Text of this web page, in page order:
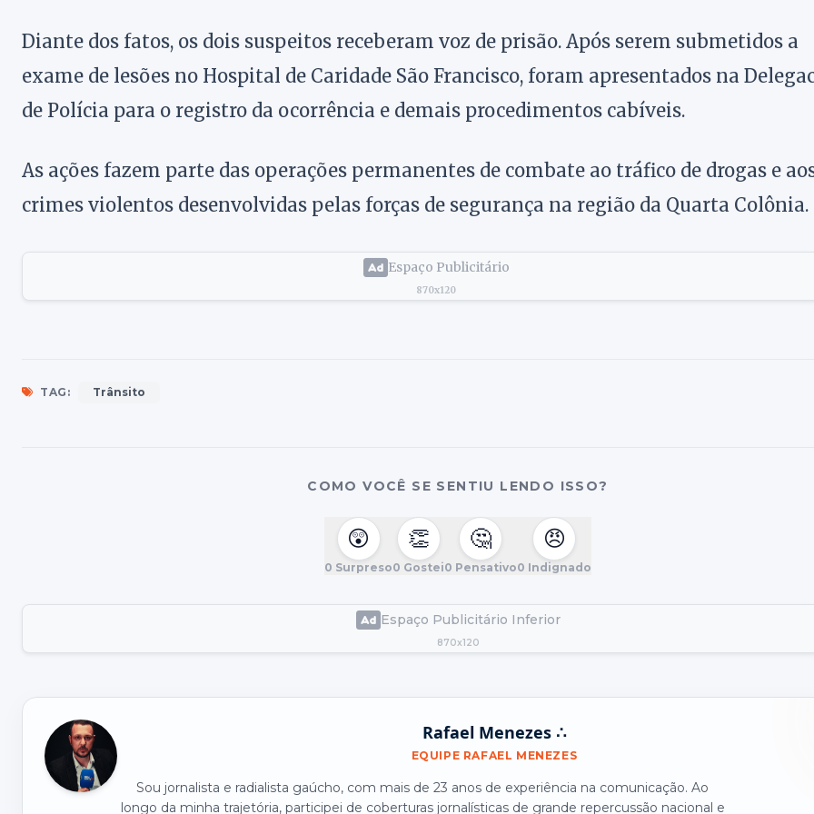
Diante dos fatos, os dois suspeitos receberam voz de prisão. Após serem submetidos a
exame de lesões no Hospital de Caridade São Francisco, foram apresentados na
de Polícia para o registro da ocorrência e demais procedimentos cabíveis.
As ações fazem parte das operações permanentes de combate ao tráfico de drogas e
crimes violentos desenvolvidas pelas forças de segurança na região da Quarta Colônia.
Espaço Publicitário
870x120
TAG: Trânsito
COMO VOCÊ SE SENTIU LENDO ISSO?
😲
0 Surpreso
👏
0 Gostei
🤔
0 Pensativo
😠
0 Indignado
Espaço Publicitário Inferior
870x120
Rafael Menezes ∴
EQUIPE RAFAEL MENEZES
Sou jornalista e radialista gaúcho, com mais de 23 anos de experiência na comunicação. Ao
longo da minha trajetória, participei de coberturas jornalísticas de grande repercussão nacional e